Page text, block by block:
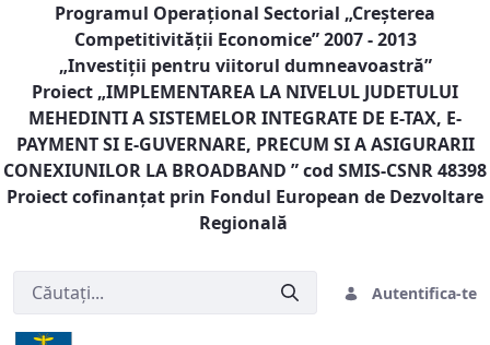
Programul Operaţional Sectorial „Creşterea
Competitivităţii Economice” 2007 - 2013
„Investiţii pentru viitorul dumneavoastră”
Proiect „IMPLEMENTAREA LA NIVELUL JUDETULUI
MEHEDINTI A SISTEMELOR INTEGRATE DE E-TAX, E-
PAYMENT SI E-GUVERNARE, PRECUM SI A ASIGURARII
CONEXIUNILOR LA BROADBAND ” cod SMIS-CSNR 48398
Proiect cofinanţat prin Fondul European de Dezvoltare
Regională
Autentifica-te